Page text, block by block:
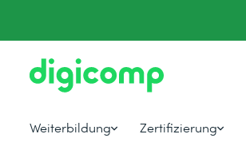
Weiterbildung Zertifizierung